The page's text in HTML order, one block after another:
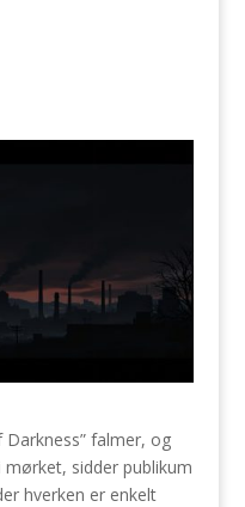
Darkness” falmer, og
sidder publikum
hverken er enkelt